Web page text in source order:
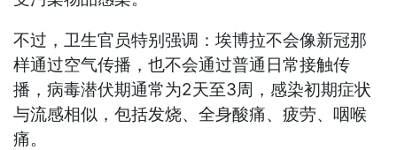
不过，卫生官员特别强调：埃博拉不会像新冠那
样通过空气传播，也不会通过普通日常接触传
播，病毒潜伏期通常为2天至3周，感染初期症状
与流感相似，包括发烧、全身酸痛、疲劳、咽喉
痛。